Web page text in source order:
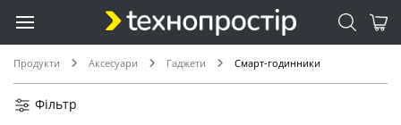
Продукти Аксесуари Гаджети Смарт-годинники
Фільтр